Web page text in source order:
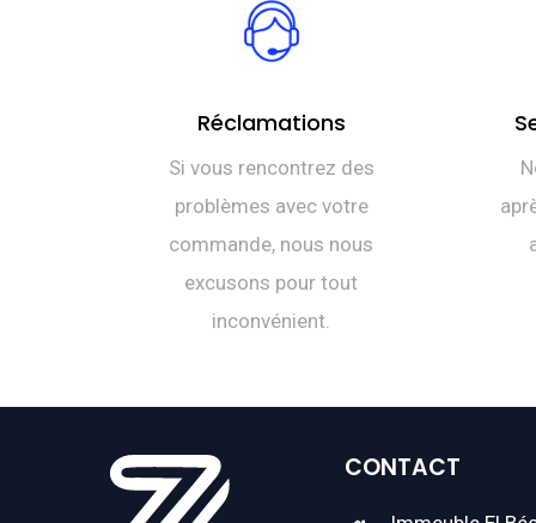
Réclamations
Si vous rencontrez des
problèmes avec votre
commande, nous nous
excusons pour tout
inconvénient.
CONTACT